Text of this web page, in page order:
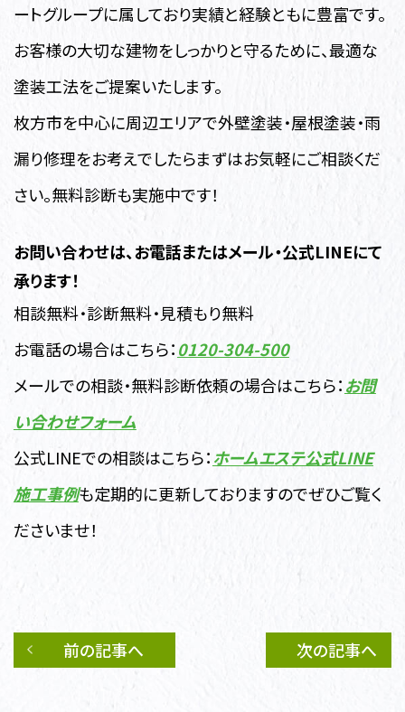
ートグループに属しており実績と経験ともに豊富です。
お客様の大切な建物をしっかりと守るために、最適な
塗装工法をご提案いたします。
枚方市を中心に周辺エリアで外壁塗装・屋根塗装・雨
漏り修理をお考えでしたらまずはお気軽にご相談くだ
さい。無料診断も実施中です！
お問い合わせは、お電話またはメール・公式LINEにて
承ります！
相談無料・診断無料・見積もり無料
お電話の場合はこちら：0120-304-500
メールでの相談・無料診断依頼の場合はこちら：お問
い合わせフォーム
公式LINEでの相談はこちら：ホームエステ公式LINE
施工事例も定期的に更新しておりますのでぜひご覧く
ださいませ！
前の記事へ 次の記事へ